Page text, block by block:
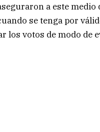
a este
se tenga por
votos de modo de